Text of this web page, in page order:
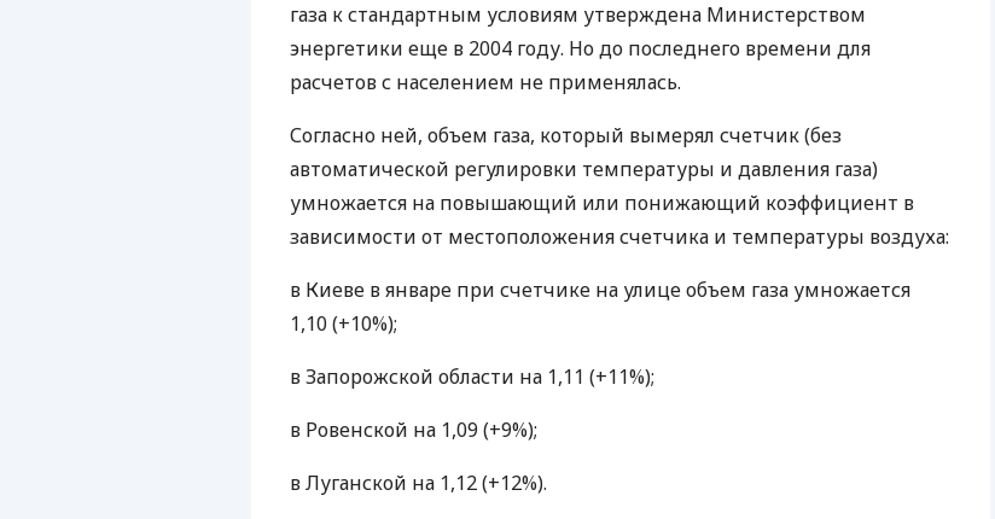
газа к стандартным условиям утверждена Министерством
энергетики еще в 2004 году. Но до последнего времени для
расчетов с населением не применялась.
Согласно ней, объем газа, который вымерял счетчик (без
автоматической регулировки температуры и давления газа)
умножается на повышающий или понижающий коэффициент в
зависимости от местоположения счетчика и температуры воздуха:
в Киеве в январе при счетчике на улице объем газа умножается
1,10 (+10%);
в Запорожской области на 1,11 (+11%);
в Ровенской на 1,09 (+9%);
в Луганской на 1,12 (+12%).